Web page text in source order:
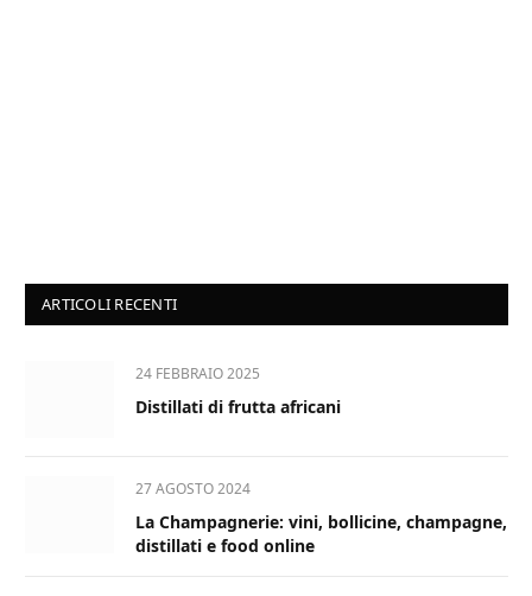
ARTICOLI RECENTI
24 FEBBRAIO 2025
Distillati di frutta africani
27 AGOSTO 2024
La Champagnerie: vini, bollicine, champagne,
distillati e food online